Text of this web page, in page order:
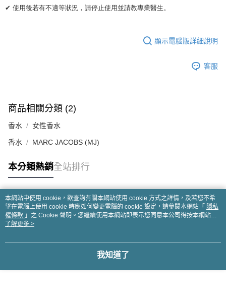
✔ 使用後若有不適等狀況，請停止使用並請教專業醫生。
顯示電腦版詳細說明
客服
商品相關分類 (2)
香水 女性香水
香水 MARC JACOBS (MJ)
本分類熱銷全站排行
熱門標籤
本網站中使用 cookie，欲查詢有關本網站使用 cookie 方式之詳情，及若您不希
望在電腦上使用 cookie 時應如何變更電腦的 cookie 設定，請參閱本網站「 隱私
權條款 」之 Cookie 聲明。您繼續使用本網站即表示您同意本公司得按本網站使
用條款之 Cookie 聲明使用 cookie。
了解更多 >
我知道了